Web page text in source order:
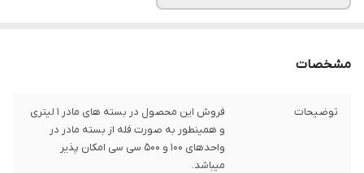
مشخصات
توضیحات
فروش این محصول در بسته های مادر 1 لیتری
و همینطور به صورت فله از بسته مادر در
واحدهای 100 و 500 سی سی امکان پذیر
میباشد.